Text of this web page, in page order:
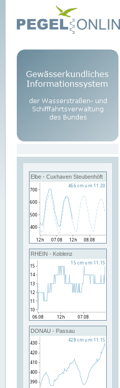
Elbe - Cuxhaven Steubenhöft
RHEIN - Koblenz
DONAU - Passau